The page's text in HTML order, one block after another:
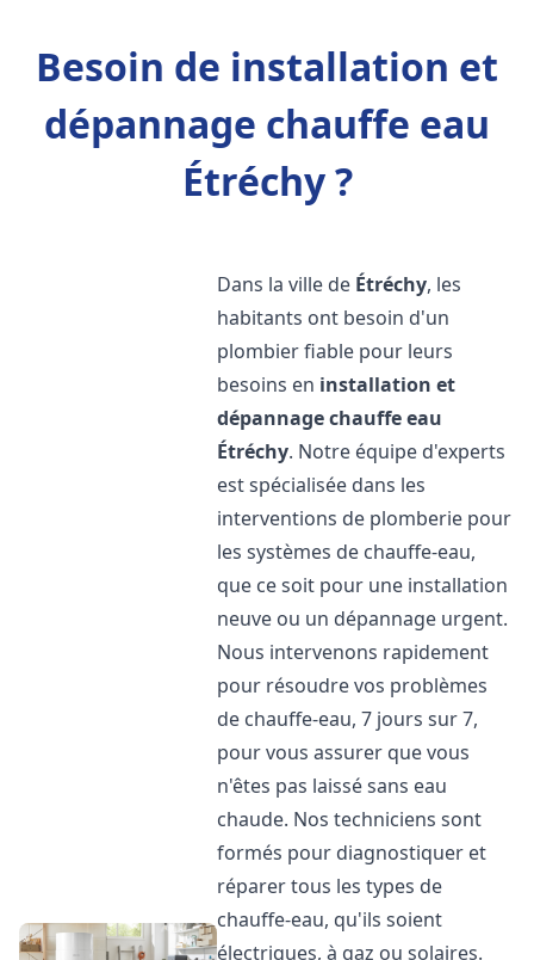
Besoin de installation et
dépannage chauffe eau
Étréchy ?
Dans la ville de Étréchy, les
habitants ont besoin d'un
plombier fiable pour leurs
besoins en installation et
dépannage chauffe eau
Étréchy. Notre équipe d'experts
est spécialisée dans les
interventions de plomberie pour
les systèmes de chauffe-eau,
que ce soit pour une installation
neuve ou un dépannage urgent.
Nous intervenons rapidement
pour résoudre vos problèmes
de chauffe-eau, 7 jours sur 7,
pour vous assurer que vous
n'êtes pas laissé sans eau
chaude. Nos techniciens sont
formés pour diagnostiquer et
réparer tous les types de
chauffe-eau, qu'ils soient
électriques, à gaz ou solaires.